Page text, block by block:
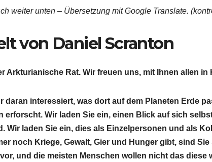
weiter unten – Übersetzung mit Google Translate.
von Daniel Scranton
Arkturianische Rat. Wir freuen uns, mit Ihnen allen in
daran interessiert, was dort auf dem Planeten Erde
erforscht. Wir laden Sie ein, einen Blick auf sich
Wir laden Sie ein, dies als Einzelpersonen und als
noch Kriege, Gewalt, Gier und Hunger gibt, sind
und die meisten Menschen wollen nicht das diese